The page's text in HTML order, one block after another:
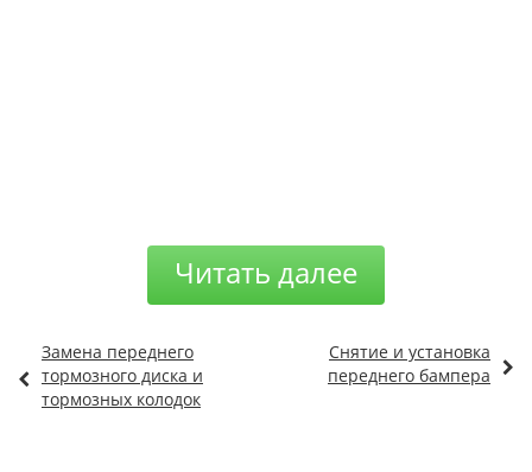
Читать далее
Замена переднего
тормозного диска и
тормозных колодок
Снятие и установка
переднего бампера